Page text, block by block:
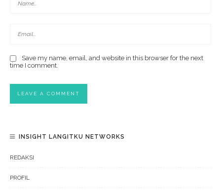
Save my name, email, and website in this browser for the next
time I comment.
INSIGHT LANGITKU NETWORKS
REDAKSI
PROFIL